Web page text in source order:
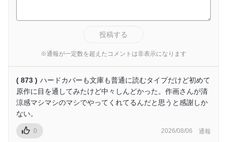
投稿する
※通報が一定数を超えたコメントは非表示になります
( 873 ) ハードカバーも文庫も普通に読むタイプだけど初めて
原作に目を通してみたけど中々しんどかった。作画さんが清
涼感マシマシのマシでやってくれてるんだと思うと感謝しか
ない。
0 2026/08/06 通報